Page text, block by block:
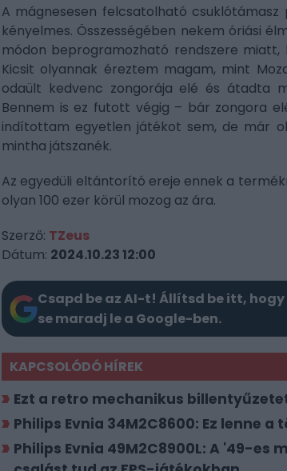
A mágnesesen felcsatolható csuklótámasz
kényelmes. Összességében nekem óriási
módon beprogramozható rendszere
Kicsit olyannak éreztem magam, mint
odaült kedvenc zongorája elé és átadta
Bennem is ez futott végig – bár zongora
indítottam egyetlen játékot sem, de már
mintha játszanék.
Az egyedüli eltántorító ereje ennek a
olyan 100 ezer körül mozog az ára.
Szerző: TZeus
Dátum: 2024.10.23 12:00
Csapd be az AI-t! Állítsd be itt,
se maradj le a Google-ben.
KAPCSOLÓDÓ HÍREK
Ezt a retro mechanikus
Philips Evnia 34M2C8600: Ez lenne
Philips Evnia 49M2C8900L: A '49-